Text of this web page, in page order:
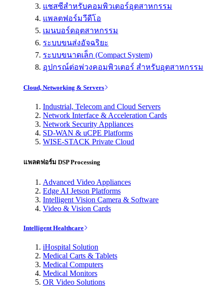
แชสซีสำหรับคอมพิวเตอร์อุตสาหกรรม
แพลตฟอร์มวีดีโอ
เมนบอร์ดอุตสาหกรรม
ระบบขนส่งอัจฉริยะ
ระบบขนาดเล็ก (Compact System)
อุปกรณ์ต่อพ่วงคอมพิวเตอร์ สำหรับอุตสาหกรรม
Cloud, Networking & Servers
Industrial, Telecom and Cloud Servers
Network Interface & Acceleration Cards
Network Security Appliances
SD-WAN & uCPE Platforms
WISE-STACK Private Cloud
แพลตฟอร์ม DSP Processing
Advanced Video Appliances
Edge AI Jetson Platforms
Intelligent Vision Camera & Software
Video & Vision Cards
Intelligent Healthcare
iHospital Solution
Medical Carts & Tablets
Medical Computers
Medical Monitors
OR Video Solutions